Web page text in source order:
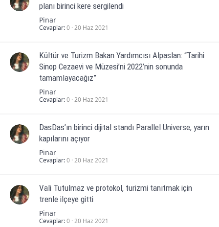
planı birinci kere sergilendi
Pinar
Cevaplar 0 20 Haz 2021
Kültür ve Turizm Bakan Yardımcısı Alpaslan: “Tarihi
Sinop Cezaevi ve Müzesi’ni 2022’nin sonunda
tamamlayacağız”
Pinar
Cevaplar 0 20 Haz 2021
DasDas’ın birinci dijital standı Parallel Universe, yarın
kapılarını açıyor
Pinar
Cevaplar 0 20 Haz 2021
Vali Tutulmaz ve protokol, turizmi tanıtmak için
trenle ilçeye gitti
Pinar
Cevaplar 0 20 Haz 2021